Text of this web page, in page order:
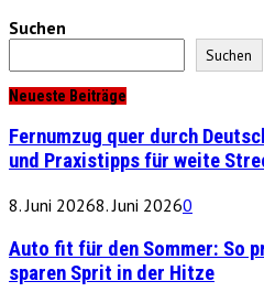
Suchen
Suchen
Neueste Beiträge
Fernumzug quer durch
und Praxistipps für weite
8. Juni 20268. Juni 20260
Auto fit für den Sommer: So
sparen Sprit in der Hitze